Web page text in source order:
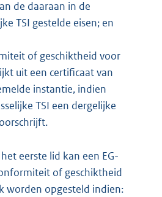
de daaraan in de
TSI gestelde eisen; en
of geschiktheid voor
uit een certificaat van
instantie, indien
TSI een dergelijke
eerste lid kan een EG-
of geschiktheid
worden opgesteld indien: